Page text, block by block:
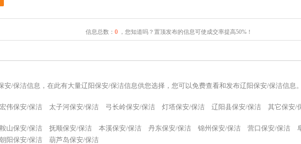
信息总数： 0，您知道吗？置顶发布的信息可使成交率提高50%！
/保洁信息，在此有大量辽阳保安/保洁信息供您选择，您可以免费查看和发布辽阳保安/保洁信息。
宏伟保安/保洁 太子河保安/保洁 弓长岭保安/保洁 灯塔保安/保洁 辽阳县保安/保洁 其它保安/
鞍山保安/保洁 抚顺保安/保洁 本溪保安/保洁 丹东保安/保洁 锦州保安/保洁 营口保安/保洁
朝阳保安/保洁 葫芦岛保安/保洁